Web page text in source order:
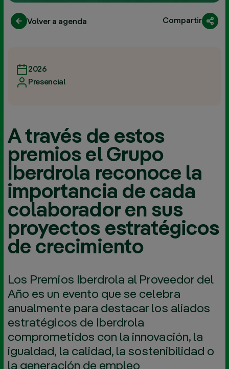
Volver a agenda Compartir
2026
Presencial
A través de estos
premios el Grupo
Iberdrola reconoce la
importancia de cada
colaborador en sus
proyectos estratégicos
de crecimiento
Los Premios Iberdrola al Proveedor del
Año es un evento que se celebra
anualmente para destacar los aliados
estratégicos de Iberdrola
comprometidos con la innovación, la
igualdad, la calidad, la sostenibilidad o
la generación de empleo